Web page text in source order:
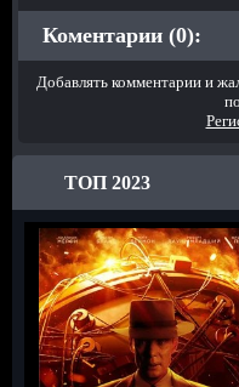
Коментарии (0):
Добавлять комментарии и
ТОП 2023